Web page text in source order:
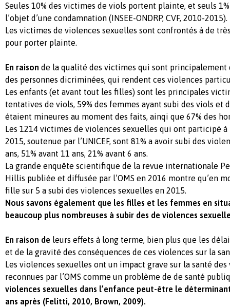
Seules 10% des victimes de viols portent plainte, et seuls
l’objet d’une condamnation (INSEE-ONDRP, CVF, 2010-2015).
Les victimes de violences sexuelles sont confrontés à de
pour porter plainte.
En raison de la qualité des victimes qui sont principalement
des personnes dicriminées, qui rendent ces violences
Les enfants (et avant tout les filles) sont les principales
tentatives de viols, 59% des femmes ayant subi des viols et
étaient mineures au moment des faits, ainqi que 67% des
Les 1214 victimes de violences sexuelles qui ont participé à
2015, soutenue par l’UNICEF, sont 81% a avoir subi des
ans, 51% avant 11 ans, 21% avant 6 ans.
La grande enquête scientifique de la revue internationale
Hillis publiée et diffusée par l’OMS en 2016 montre qu’en
fille sur 5 a subi des violences sexuelles en 2015.
Nous savons également que les filles et les femmes en
beaucoup plus nombreuses à subir des de violences
En raison de leurs effets à long terme, bien plus que les
et de la gravité des conséquences de ces violences sur la
Les violences sexuelles ont un impact grave sur la santé
reconnues par l’OMS comme un problème de de santé
violences sexuelles dans l’enfance peut-être le
ans après (Felitti, 2010, Brown, 2009).